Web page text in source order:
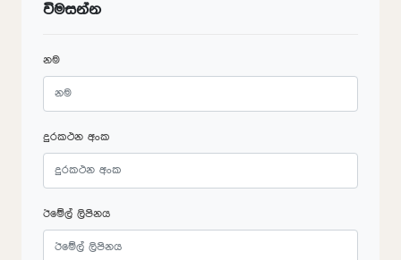
විමසන්න
නම
දුරකථන අංක
ඊමේල් ලිපිනය